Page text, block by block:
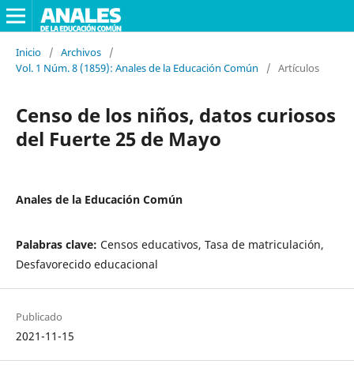
Inicio / Archivos
/
Vol. 1 Núm. 8 (1859): Anales de la Educación Común
/ Artículos
Censo de los niños, datos curiosos
del Fuerte 25 de Mayo
Anales de la Educación Común
Palabras clave: Censos educativos, Tasa de matriculación,
Desfavorecido educacional
Publicado
2021-11-15